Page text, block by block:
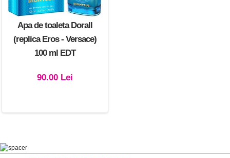
Apa de toaleta Dorall
(replica Eros - Versace)
100 ml EDT
90.00 Lei